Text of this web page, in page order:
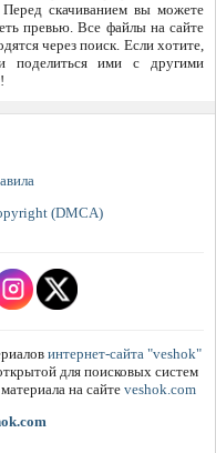
скачиванием вы можете
превью. Все файлы на сайте
через поиск. Если хотите,
поделиться ими с другими
(DMCA)
интернет-сайта "veshok"
для поисковых систем
на сайте veshok.com